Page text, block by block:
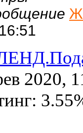
2020,